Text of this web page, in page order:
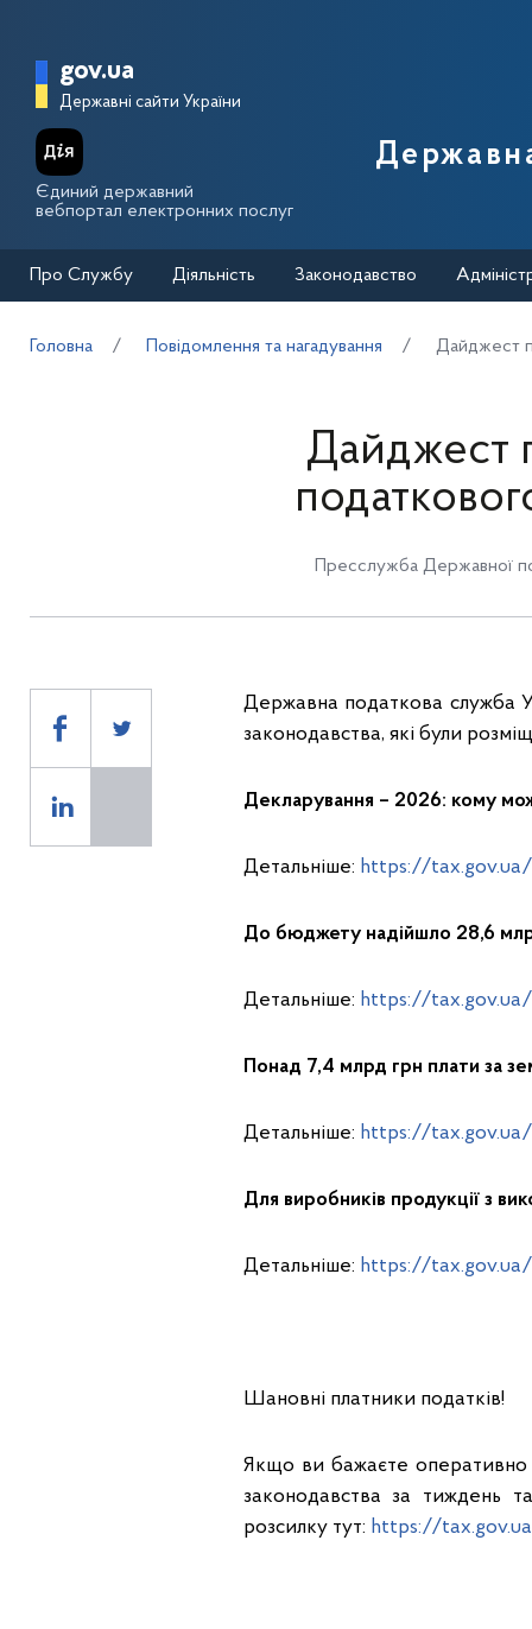
Головна сторінка Державної
gov.ua
Державні сайти України
Єдиний державний
вебпортал електронних послуг
Про Службу Діяльність Законодавство
Головна Повідомлення та нагадування Дайджест
Дайджест
Пресслужба Державної
Державна податкова служба
законодавства, які були
Декларування – 2026: кому
Детальніше: https://
До бюджету надійшло 28,6
Детальніше: https://
Понад 7,4 млрд грн плати за
Детальніше: https://
Для виробників продукції з
Детальніше: https://
Шановні платники податків!
Якщо ви бажаєте оперативно
законодавства за тиждень
розсилку тут: https://